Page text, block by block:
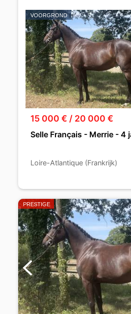
VOORGROND
15 000 € / 20 000 €
Selle Français - Merrie - 4
Loire-Atlantique (Frankrijk)
PRESTIGE